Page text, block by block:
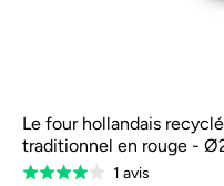
Le four hollandais
traditionnel en rouge -
Classé
1 avisBasé